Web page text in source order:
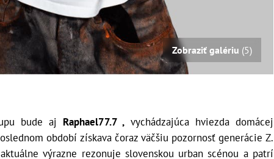
Zobraziť galériu (5)
bude aj Raphael77.7 ,vychádzajúca hviezda domácej
období získava čoraz väčšiu pozornosť generácie Z.
výrazne rezonuje slovenskou urban scénou a patrí